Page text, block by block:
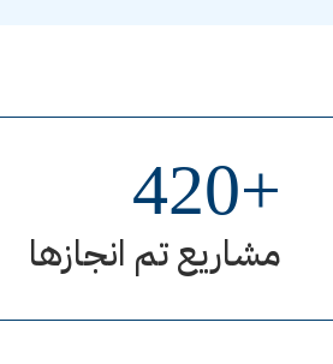
مشاريع تم انجازها
+
420